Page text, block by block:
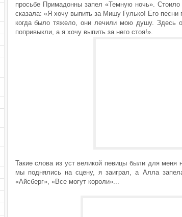
просьбе Примадонны запел «Темную ночь».
сказала: «Я хочу выпить за Мишу Гулько! Его
когда было тяжело, они лечили мою душу. Здесь
попривыкли, а я хочу выпить за него стоя!».
Такие слова из уст великой певицы были для
мы поднялись на сцену, я заиграл, а Алла
«Айсберг», «Все могут короли»...